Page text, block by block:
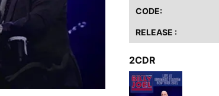
ユーライア・ヒープ / 2023年8月3日 ドイツ W.O.A. 公演
ジャーニー / 1979年5月8+9日 コロラド州 2公演 SBD 完全
CODE:
RELEASE :
2CDR